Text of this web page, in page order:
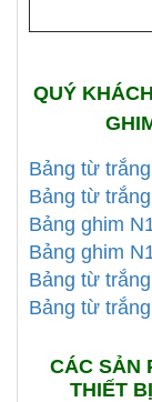
QUÝ
Bảng từ
Bảng từ
Bảng ghim
Bảng ghim
Bảng từ
Bảng từ
CÁC SẢN
THIẾT